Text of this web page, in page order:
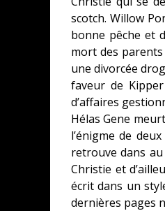
scotch. Willow
bonne pêche et
mort des
une divorcée
faveur de
d’affaires
Hélas Gene
l’énigme de
retrouve dans
Christie et
écrit dans un
dernières pages